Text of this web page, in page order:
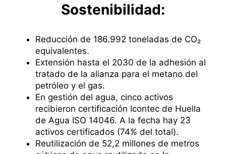
​Sosten​ibilidad:
Reducción de 186.992 toneladas de CO₂
equivalentes.
Extensión hasta el 2030 de la adhesión al
tratado de la alianza para el metano del
petróleo y el gas.
En gestión del agua, cinco activos
recibieron certificación Icontec de Huella
de Agua ISO 14046. A la fecha hay 23
activos certificados (74% del total).
Reutilización de 52,2 millones de metros